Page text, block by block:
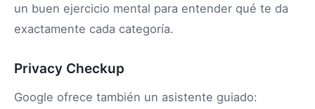
un buen ejercicio mental para entender qué te da
exactamente cada categoría.
Privacy Checkup
Google ofrece también un asistente guiado: